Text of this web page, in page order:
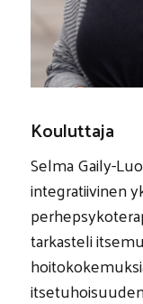
Kouluttaja
Selma Gaily-
integratiivinen
tarkasteli